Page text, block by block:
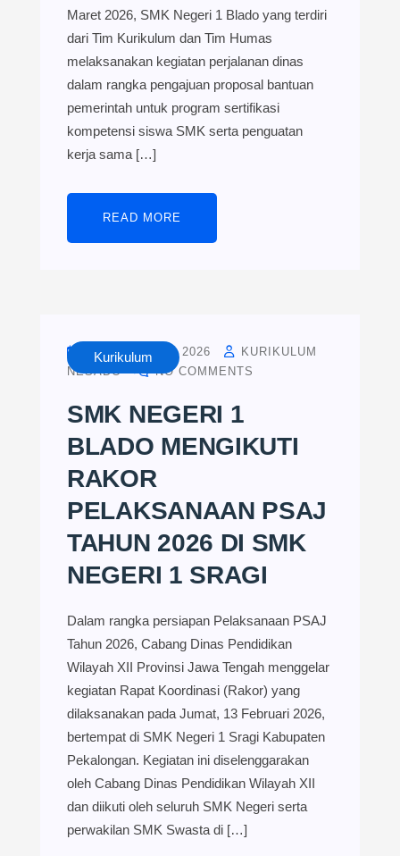
Maret 2026, SMK Negeri 1 Blado yang terdiri
dari Tim Kurikulum dan Tim Humas
melaksanakan kegiatan perjalanan dinas
dalam rangka pengajuan proposal bantuan
pemerintah untuk program sertifikasi
kompetensi siswa SMK serta penguatan
kerja sama […]
READ MORE
Kurikulum
FEBRUARY 24, 2026
KURIKULUM
NESADO
NO COMMENTS
SMK NEGERI 1
BLADO MENGIKUTI
RAKOR
PELAKSANAAN PSAJ
TAHUN 2026 DI SMK
NEGERI 1 SRAGI
Dalam rangka persiapan Pelaksanaan PSAJ
Tahun 2026, Cabang Dinas Pendidikan
Wilayah XII Provinsi Jawa Tengah menggelar
kegiatan Rapat Koordinasi (Rakor) yang
dilaksanakan pada Jumat, 13 Februari 2026,
bertempat di SMK Negeri 1 Sragi Kabupaten
Pekalongan. Kegiatan ini diselenggarakan
oleh Cabang Dinas Pendidikan Wilayah XII
dan diikuti oleh seluruh SMK Negeri serta
perwakilan SMK Swasta di […]